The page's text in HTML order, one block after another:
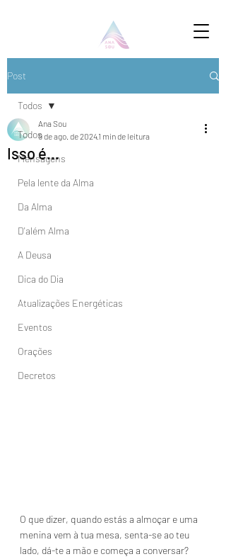
Post
Todos
Mensagens
Pela lente da Alma
Da Alma
D'além Alma
A Deusa
Dica do Dia
Atualizações Energéticas
Eventos
Orações
Decretos
Todos
Isso é...
Ana Sou
9 de ago. de 20241 min de leitura
O que dizer, quando estás a almoçar e uma
menina vem à tua mesa, senta-se ao teu
lado, dá-te a mão e começa a conversar?